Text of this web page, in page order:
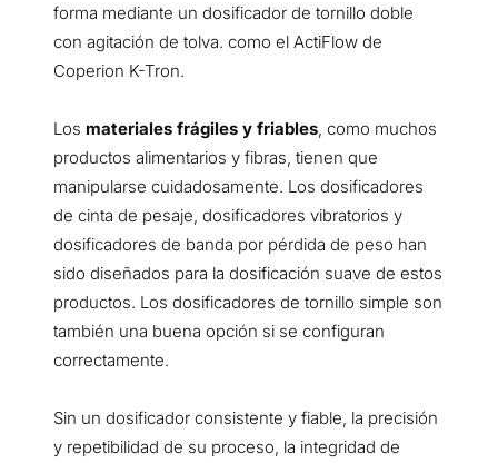
forma mediante un dosificador de tornillo doble
con agitación de tolva. como el ActiFlow de
Coperion K-Tron.
Los materiales frágiles y friables , como muchos
productos alimentarios y fibras, tienen que
manipularse cuidadosamente. Los dosificadores
de cinta de pesaje, dosificadores vibratorios y
dosificadores de banda por pérdida de peso han
sido diseñados para la dosificación suave de estos
productos. Los dosificadores de tornillo simple son
también una buena opción si se configuran
correctamente.
Sin un dosificador consistente y fiable, la precisión
y repetibilidad de su proceso, la integridad de